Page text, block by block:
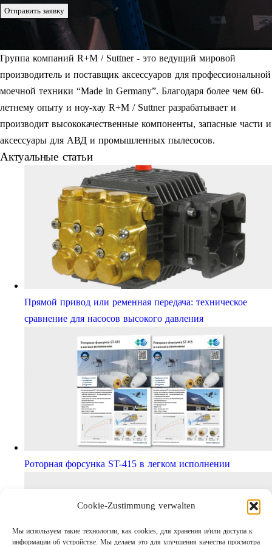
Cookie-Zustimmung verwalten
Мы используем такие технологии, как cookies, для хранения и/или доступа к
информации об устройстве. Мы делаем это для улучшения качества просмотра
Отправить заявку
Группа компаний R+M / Suttner - это ведущий мировой
производитель и поставщик аксессуаров для профессиональной
моечной техники “Made in Germany”. Благодаря более чем 60-
летнему опыту и ноу-хау R+M / Suttner разрабатывает и
производит высококачественные компоненты, запасные части и
аксессуары для АВД и промышленных пылесосов.
Актуальные статьи
Прямой привод или ременная передача: техническое
сравнение для насосов высокого давления
Роторная форсунка ST-415 в легком исполнении